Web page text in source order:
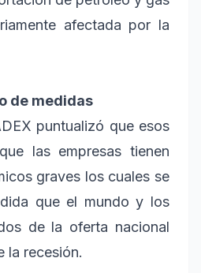
afectada por la
de medidas
puntualizó que esos
las empresas tienen
graves los cuales se
que el mundo y los
de la oferta nacional
la recesión.